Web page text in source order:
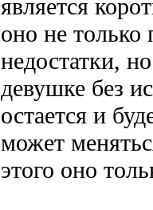
является
оно не только
недостатки,
девушке без
остается и
может
этого оно